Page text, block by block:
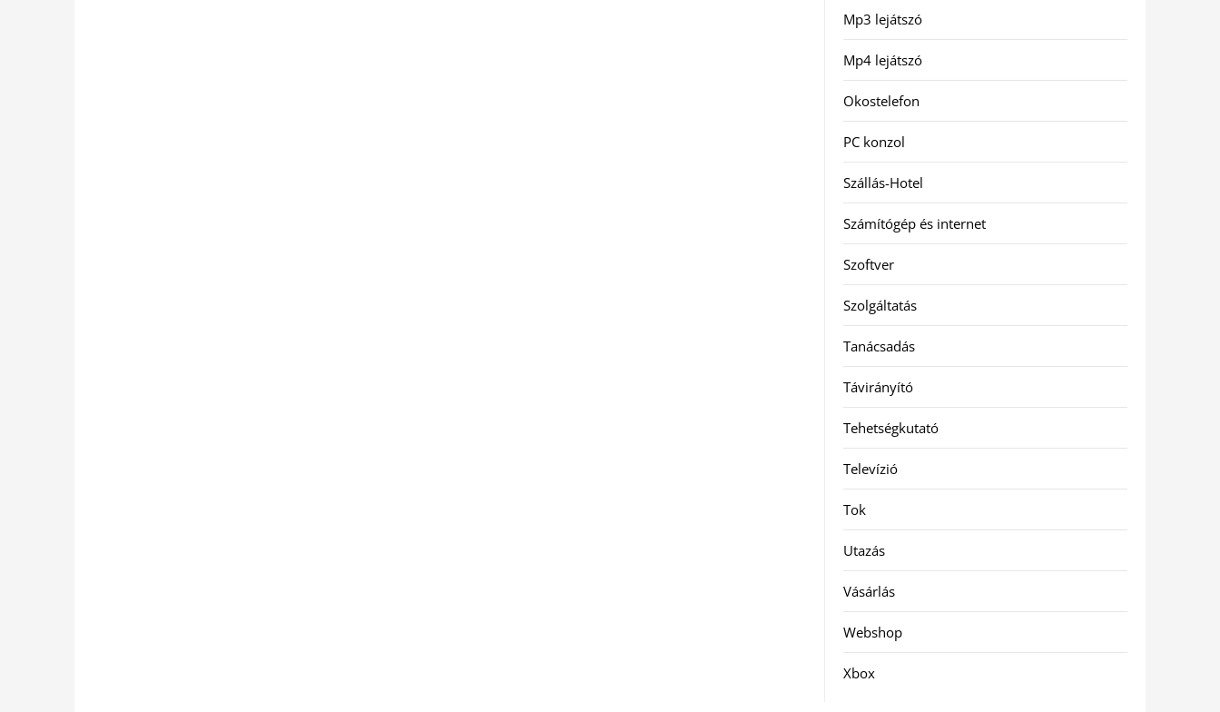
Mp3 lejátszó
Mp4 lejátszó
Okostelefon
PC konzol
Szállás-Hotel
Számítógép és internet
Szoftver
Szolgáltatás
Tanácsadás
Távirányító
Tehetségkutató
Televízió
Tok
Utazás
Vásárlás
Webshop
Xbox